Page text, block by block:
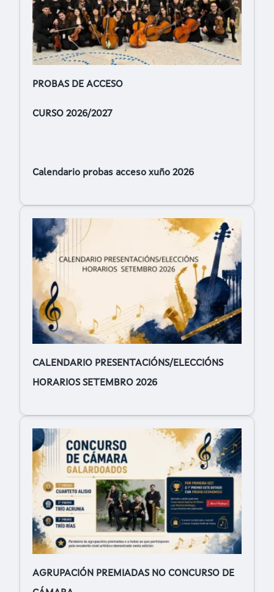
PROBAS DE ACCESO
CURSO 2026/2027
Calendario probas acceso xuño 2026
CALENDARIO PRESENTACIÓNS/ELECCIÓNS
HORARIOS SETEMBRO 2026
AGRUPACIÓN PREMIADAS NO CONCURSO DE